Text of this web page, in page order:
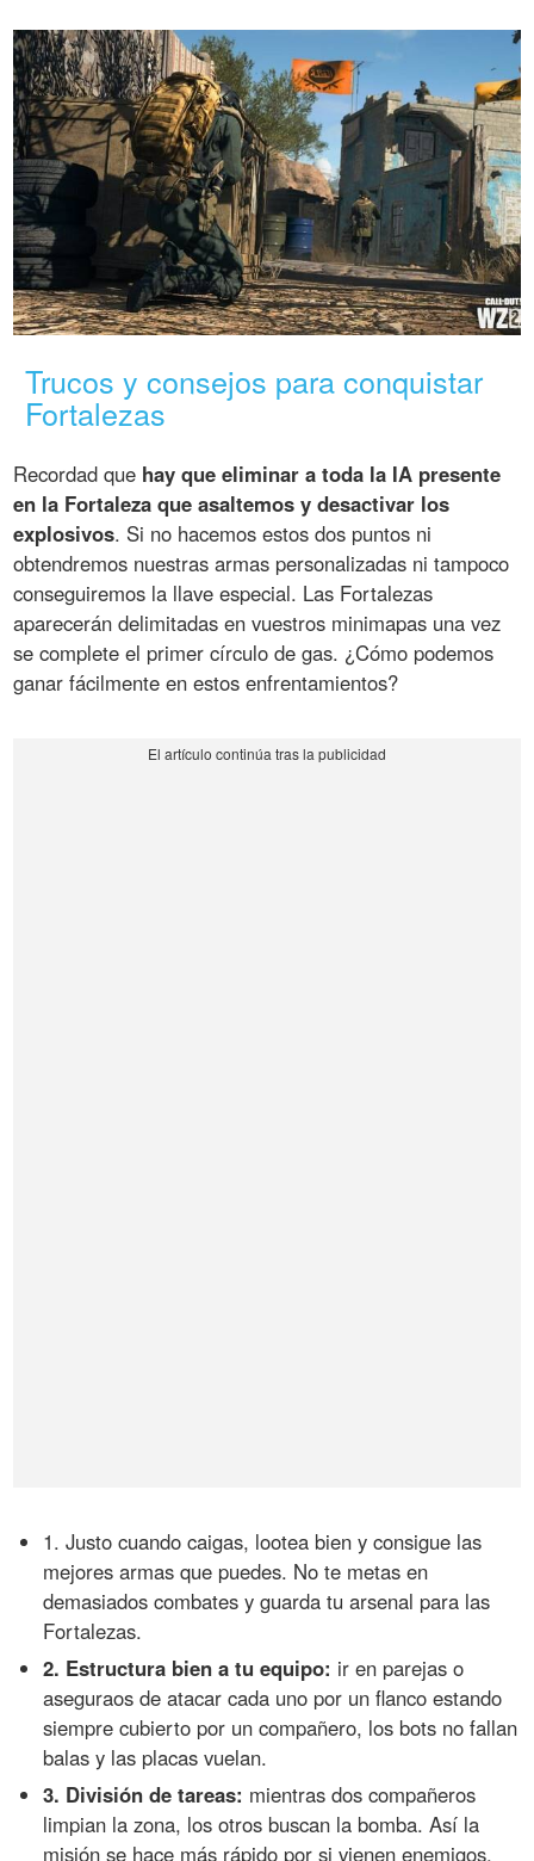
Trucos y consejos para conquistar
Fortalezas
Recordad que hay que eliminar a toda la IA presente
en la Fortaleza que asaltemos y desactivar los
explosivos. Si no hacemos estos dos puntos ni
obtendremos nuestras armas personalizadas ni tampoco
conseguiremos la llave especial. Las Fortalezas
aparecerán delimitadas en vuestros minimapas una vez
se complete el primer círculo de gas. ¿Cómo podemos
ganar fácilmente en estos enfrentamientos?
1. Justo cuando caigas, lootea bien y consigue las
mejores armas que puedes. No te metas en
demasiados combates y guarda tu arsenal para las
Fortalezas.
2. Estructura bien a tu equipo: ir en parejas o
aseguraos de atacar cada uno por un flanco estando
siempre cubierto por un compañero, los bots no fallan
balas y las placas vuelan.
3. División de tareas: mientras dos compañeros
limpian la zona, los otros buscan la bomba. Así la
misión se hace más rápido por si vienen enemigos.